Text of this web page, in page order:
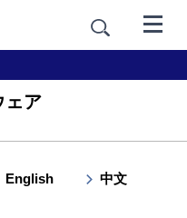
ェア
English 中文